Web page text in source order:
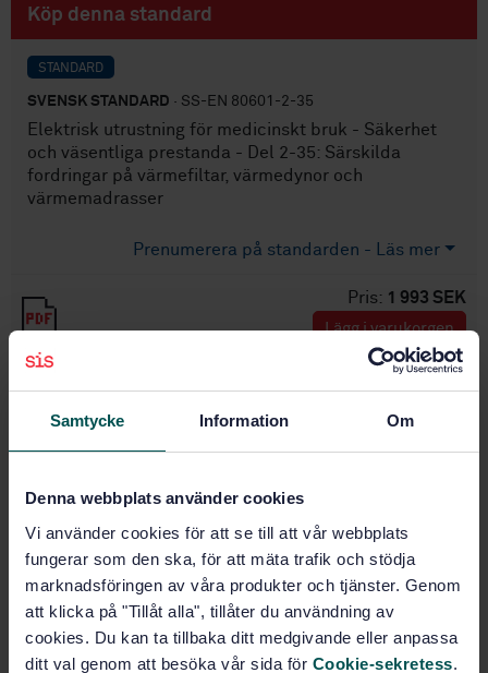
Samtycke Information Om
Denna webbplats använder cookies
Vi använder cookies för att se till att vår webbplats
fungerar som den ska, för att mäta trafik och stödja
marknadsföringen av våra produkter och tjänster. Genom
att klicka på "Tillåt alla", tillåter du användning av
cookies. Du kan ta tillbaka ditt medgivande eller anpassa
ditt val genom att besöka vår sida för Cookie-sekretess.
Köp denna standard
STANDARD
SVENSK STANDARD · SS-EN 80601-2-35
Elektrisk utrustning för medicinskt bruk - Säkerhet
och väsentliga prestanda - Del 2-35: Särskilda
fordringar på värmefiltar, värmedynor och
värmemadrasser
Prenumerera på standarden - Läs mer
Pris: 1 993 SEK
PDF
Lägg i varukorgen
Språk: Engelska
Framtagen av:SEK SVENSK ELSTANDARD
Internationell titel:Medical electrical
equipment - Part 2-35: Particular
requirements for the basic safety and
essential performance of heating